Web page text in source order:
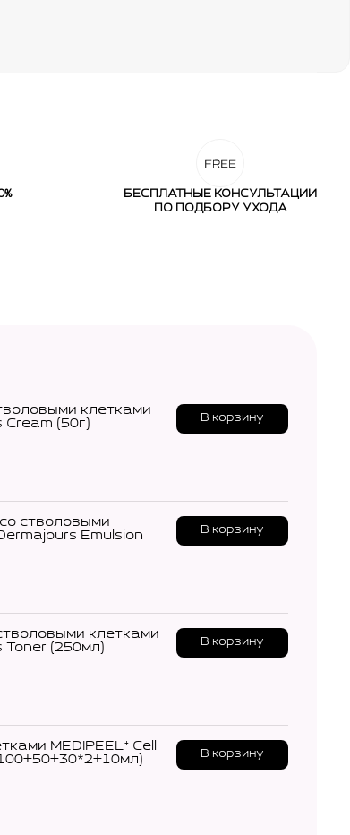
БЕСПЛАТНЫЕ КОНСУЛЬТАЦИИ
ПО ПОДБОРУ УХОДА
клетками
Cream (50г)
В корзину
стволовыми
Emulsion
В корзину
клетками
Toner (250мл)
В корзину
MEDIPEEL⁺ Cell
В корзину